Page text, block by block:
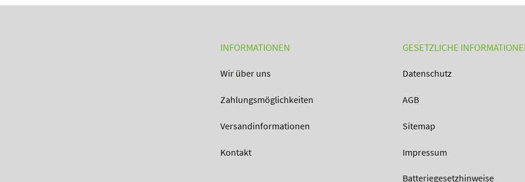
INFORMATIONEN
Wir über uns
Zahlungsmöglichkeiten
Versandinformationen
Kontakt
GESETZLICHE
Datenschutz
AGB
Sitemap
Impressum
Batteriegesetzhinweise